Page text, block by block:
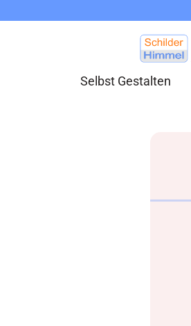
Selbst Gestalten